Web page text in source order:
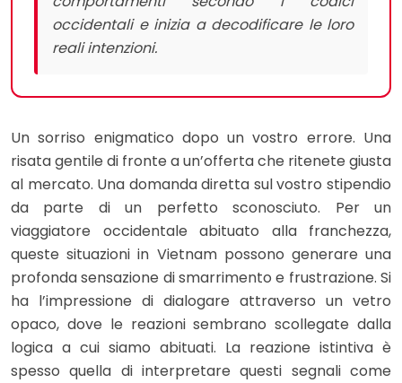
occidentali e inizia a decodificare le loro
reali intenzioni.
Un sorriso enigmatico dopo un vostro errore. Una
risata gentile di fronte a un’offerta che ritenete giusta
al mercato. Una domanda diretta sul vostro stipendio
da parte di un perfetto sconosciuto. Per un
viaggiatore occidentale abituato alla franchezza,
queste situazioni in Vietnam possono generare una
profonda sensazione di smarrimento e frustrazione. Si
ha l’impressione di dialogare attraverso un vetro
opaco, dove le reazioni sembrano scollegate dalla
logica a cui siamo abituati. La reazione istintiva è
spesso quella di interpretare questi segnali come